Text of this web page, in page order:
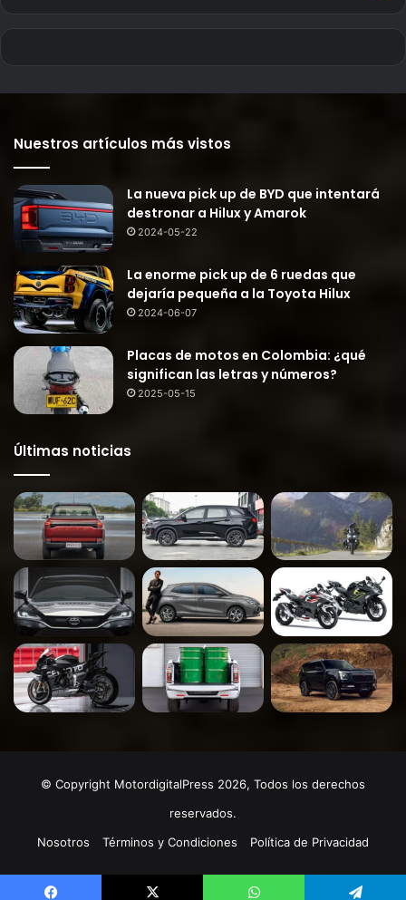
Nuestros artículos más vistos
La nueva pick up de BYD que intentará
destronar a Hilux y Amarok
2024-05-22
La enorme pick up de 6 ruedas que
dejaría pequeña a la Toyota Hilux
2024-06-07
Placas de motos en Colombia: ¿qué
significan las letras y números?
2025-05-15
Últimas noticias
© Copyright MotordigitalPress 2026, Todos los derechos
reservados.
Nosotros
Términos y Condiciones Política de Privacidad